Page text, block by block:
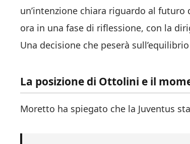
un’intenzione chiara riguardo al
ora in una fase di riflessione, con la
Una decisione che peserà
La posizione di Ottolini e il
Moretto ha spiegato che la Juventus